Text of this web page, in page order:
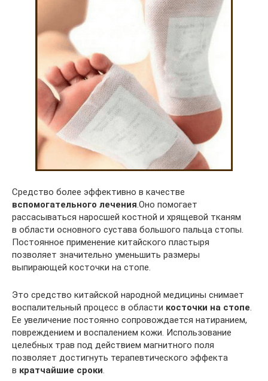
Средство более эффективно в качестве
вспомогательного лечения.Оно помогает
рассасываться наросшей костной и хрящевой тканям
в области основного сустава большого пальца стопы.
Постоянное применение китайского пластыря
позволяет значительно уменьшить размеры
выпирающей косточки на стопе.
Это средство китайской народной медицины снимает
воспалительный процесс в области косточки на стопе.
Ее увеличение постоянно сопровождается натиранием,
повреждением и воспалением кожи. Использование
целебных трав под действием магнитного поля
позволяет достигнуть терапевтического эффекта
в кратчайшие сроки.